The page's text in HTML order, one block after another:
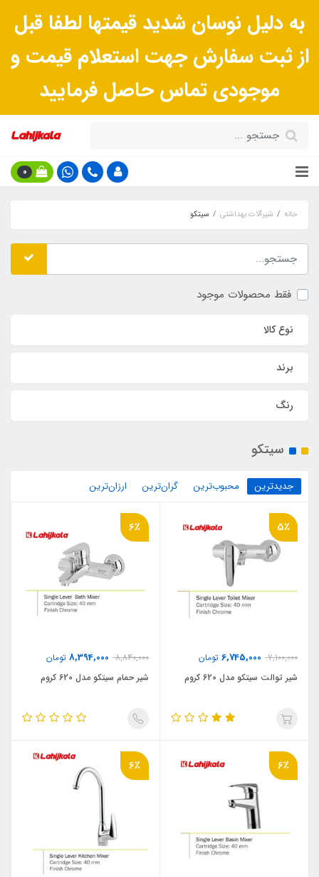
به دلیل نوسان شدید قیمتها لطفا قبل
از ثبت سفارش جهت استعلام قیمت و
موجودی تماس حاصل فرمایید
0
خانه شیرآلات بهداشتی سیتکو
فقط محصولات موجود
نوع کالا
برند
رنگ
سیتکو
جدیدترین محبوب‌ترین گران‌ترین ارزان‌ترین
5٪
7,100,000
6,745,000 تومان
شیر توالت سیتکو مدل 620 کروم
6٪
8,840,000
8,394,000 تومان
شیر حمام سیتکو مدل 620 کروم
6٪ 6٪